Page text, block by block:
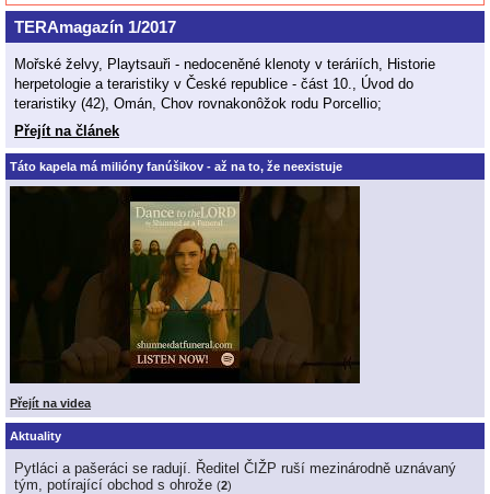
TERAmagazín 1/2017
Mořské želvy, Playtsauři - nedoceněné klenoty v teráriích, Historie
herpetologie a teraristiky v České republice - část 10., Úvod do
teraristiky (42), Omán, Chov rovnakonôžok rodu Porcellio;
Přejít na článek
Táto kapela má milióny fanúšikov - až na to, že neexistuje
Přejít na videa
Aktuality
Pytláci a pašeráci se radují. Ředitel ČIŽP ruší mezinárodně uznávaný
tým, potírající obchod s ohrože (2)